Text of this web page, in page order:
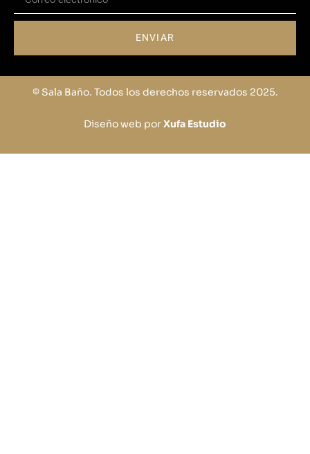
ENVIAR
© Sala Baño. Todos los derechos reservados 2025.
Diseño web porXufa Estudio